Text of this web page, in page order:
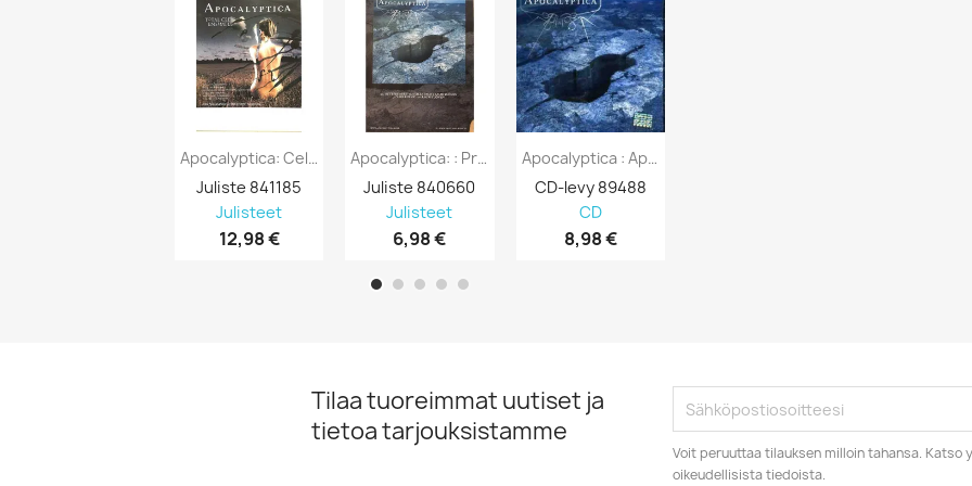
Apocalyptica: Cello Fest : Keikkajuliste...
Juliste 841185
Julisteet
12,98 €
Apocalyptica: : Promojuliste 50cm X 70cm -...
Juliste 840660
Julisteet
6,98 €
Apocalyptica : Apocalyptica - CD
CD-levy 89488
CD
8,98 €
Tilaa tuoreimmat uutiset ja
tietoa tarjouksistamme
Voit peruuttaa tilauksen milloin tahansa. Katso
oikeudellisista tiedoista.